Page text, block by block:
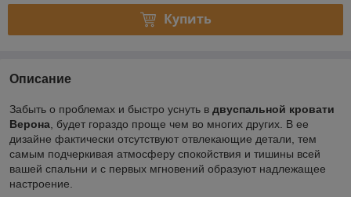
Купить
Описание
Забыть о проблемах и быстро уснуть в двуспальной кровати
Верона , будет гораздо проще чем во многих других. В ее
дизайне фактически отсутствуют отвлекающие детали, тем
самым подчеркивая атмосферу спокойствия и тишины всей
вашей спальни и с первых мгновений образуют надлежащее
настроение.